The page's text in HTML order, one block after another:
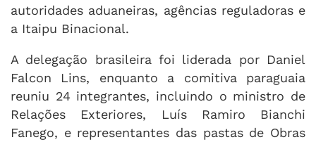
autoridades aduaneiras, agências reguladoras e
a Itaipu Binacional.
A delegação brasileira foi liderada por Daniel
Falcon Lins, enquanto a comitiva paraguaia
reuniu 24 integrantes, incluindo o ministro de
Relações Exteriores, Luís Ramiro Bianchi
Fanego, e representantes das pastas de Obras